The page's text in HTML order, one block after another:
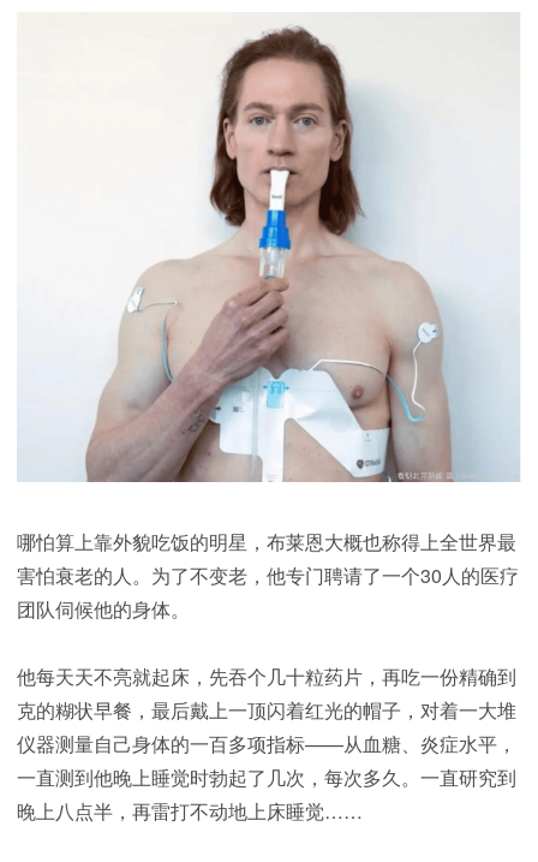
哪怕算上靠外貌吃饭的明星，布莱恩大概也称得上全世界最
害怕衰老的人。为了不变老，他专门聘请了一个30人的医疗
团队伺候他的身体。
他每天天不亮就起床，先吞个几十粒药片，再吃一份精确到
克的糊状早餐，最后戴上一顶闪着红光的帽子，对着一大堆
仪器测量自己身体的一百多项指标——从血糖、炎症水平，
一直测到他晚上睡觉时勃起了几次，每次多久。一直研究到
晚上八点半，再雷打不动地上床睡觉……